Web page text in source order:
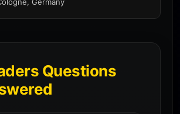
Germany
Questions